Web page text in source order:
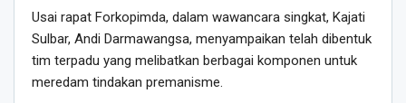
Usai rapat Forkopimda, dalam wawancara singkat, Kajati
Sulbar, Andi Darmawangsa, menyampaikan telah dibentuk
tim terpadu yang melibatkan berbagai komponen untuk
meredam tindakan premanisme.